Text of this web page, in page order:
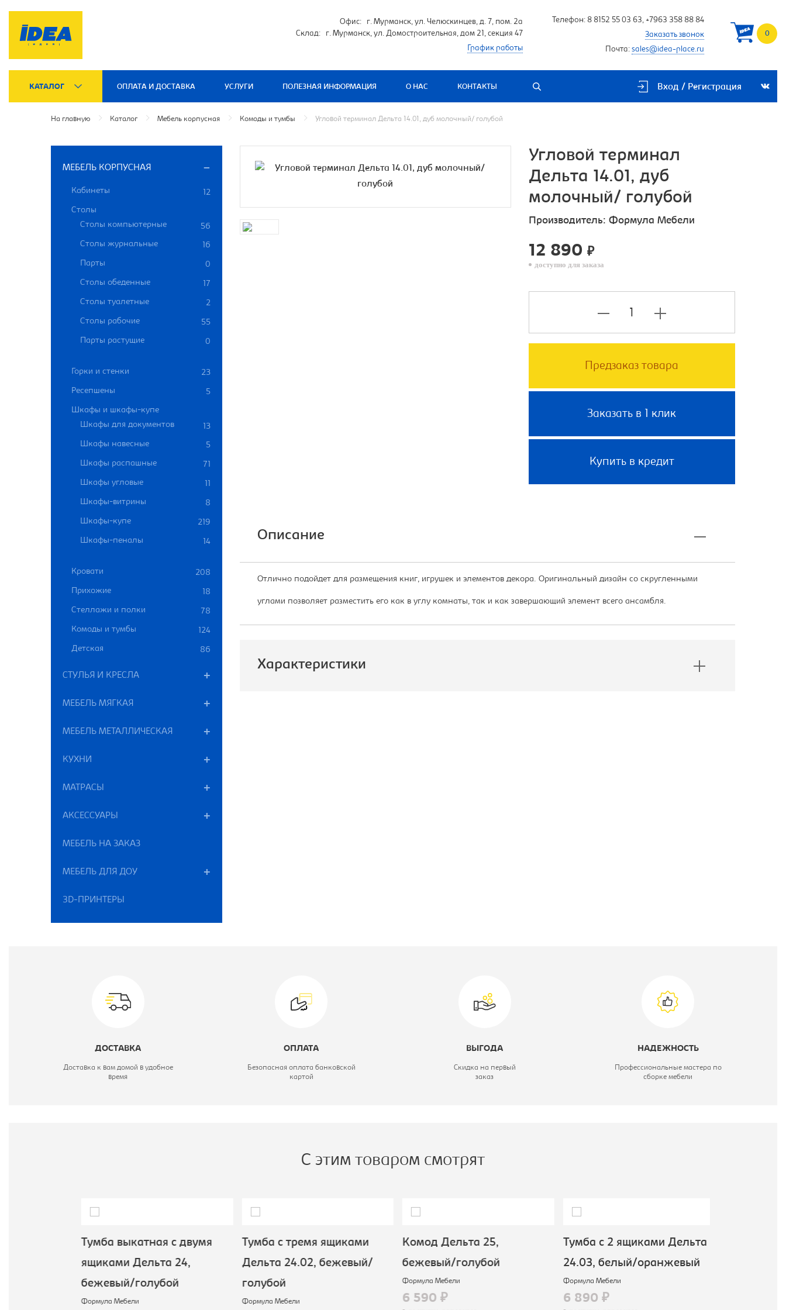
Офис: г. Мурманск, ул. Челюскинцев, д. 7, пом. 2а
Склад: г. Мурманск, ул. Домостроительная, дом 21, секция 47
График работы
Телефон: 8 8152 55 03 63, +7963 358 88 84
Заказать звонок
Почта: sales@idea-place.ru
0
КАТАЛОГ ОПЛАТА И ДОСТАВКА УСЛУГИ ПОЛЕЗНАЯ ИНФОРМАЦИЯ О НАС КОНТАКТЫ Вход / Регистрация
На главную Каталог Мебель корпусная Комоды и тумбы Угловой терминал Дельта 14.01, дуб молочный/ голубой
МЕБЕЛЬ КОРПУСНАЯ
Кабинеты
12
Столы
Столы компьютерные
56
Столы журнальные
16
Парты 0
Столы обеденные 17
Столы туалетные 2
Столы рабочие 55
Парты растущие 0
Горки и стенки 23
Ресепшены 5
Шкафы и шкафы-купе
Шкафы для документов
13
Шкафы навесные
5
Шкафы распашные 71
Шкафы угловые 11
Шкафы-витрины 8
Шкафы-купе 219
Шкафы-пеналы 14
Кровати 208
Прихожие 18
Стеллажи и полки 78
Комоды и тумбы 124
Детская 86
СТУЛЬЯ И КРЕСЛА
МЕБЕЛЬ МЯГКАЯ
МЕБЕЛЬ МЕТАЛЛИЧЕСКАЯ
КУХНИ
МАТРАСЫ
АКСЕССУАРЫ
МЕБЕЛЬ НА ЗАКАЗ
МЕБЕЛЬ ДЛЯ ДОУ
3D-ПРИНТЕРЫ
Угловой терминал
Дельта 14.01, дуб
молочный/ голубой
Производитель: Формула Мебели
12 890 ₽
доступно для заказа
Предзаказ товара
Заказать в 1 клик
Купить в кредит
Описание
Отлично подойдет для размещения книг, игрушек и элементов декора. Оригинальный дизайн со скругленными
углами позволяет разместить его как в углу комнаты, так и как завершающий элемент всего ансамбля.
Характеристики
ДОСТАВКА
Доставка к вам домой в удобное
время
ОПЛАТА
Безопасная оплата банковской
картой
ВЫГОДА
Скидка на первый
заказ
НАДЕЖНОСТЬ
Профессиональные мастера по
сборке мебели
С этим товаром смотрят
Тумба выкатная с двумя
ящиками Дельта 24,
бежевый/голубой
Формула Мебели
Тумба с тремя ящиками
Дельта 24.02, бежевый/
голубой
Формула Мебели
Комод Дельта 25,
бежевый/голубой
Формула Мебели
6 590 ₽
Тумба с 2 ящиками Дельта
24.03, белый/оранжевый
Формула Мебели
6 890 ₽